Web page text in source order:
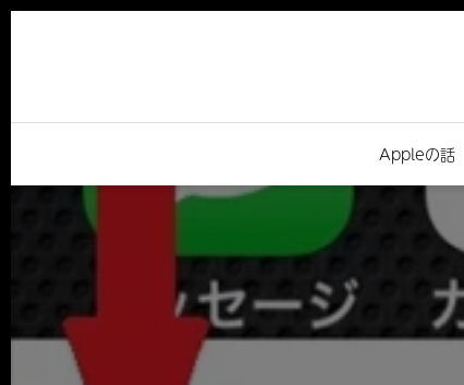
Appleの話